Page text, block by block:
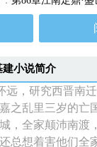
建小说简介
远，研究西晋南
之乱里三岁的亡
，全家颠沛南渡
总想着害他们全